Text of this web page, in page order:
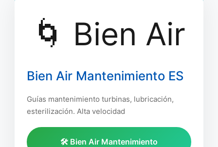
🌀 Bien Air
Bien Air Mantenimiento ES
Guías mantenimiento turbinas, lubricación,
esterilización. Alta velocidad
🛠️ Bien Air Mantenimiento